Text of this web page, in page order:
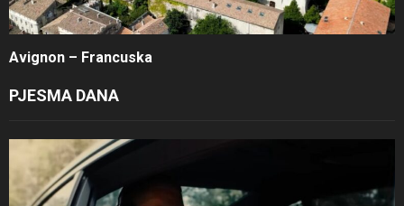
Avignon – Francuska
PJESMA DANA